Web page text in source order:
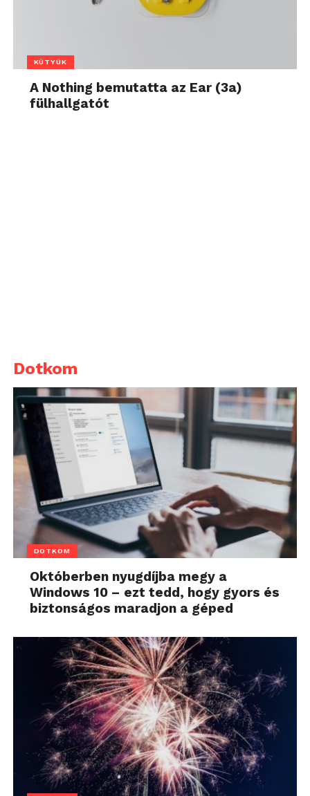
KÜTYÜK
A Nothing bemutatta az Ear (3a)
fülhallgatót
Dotkom
DOTKOM
Októberben nyugdíjba megy a
Windows 10 – ezt tedd, hogy gyors és
biztonságos maradjon a géped